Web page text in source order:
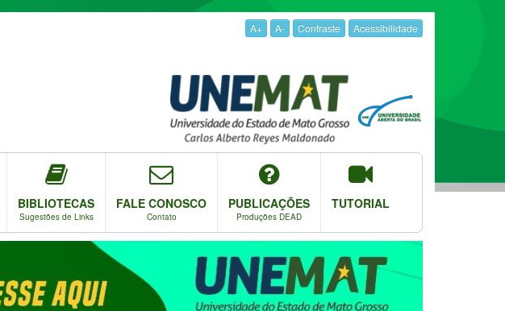
A+ A- Contraste Acessibilidade
BIBLIOTECAS
Sugestões de Links
FALE CONOSCO
Contato
PUBLICAÇÕES
Produções DEAD
TUTORIAL